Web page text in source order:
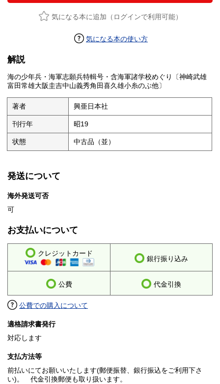
気になる本に追加（ログインで利用可能）
気になる本の使い方
解説
海の少年兵・海軍志願兵特輯号・含海軍諸学校めぐり〔神崎武雄
富田常雄大阪圭吉中山義秀角田喜久雄小糸のぶ他〕
著者 興亜日本社
刊行年 昭19
状態 中古品（並）
発送について
海外発送可否
可
お支払いについて
クレジットカード
銀行振り込み
公費 代金引換
公費での購入について
適格請求書発行
対応します
支払方法等
前払いにてお願いいたします(郵便振替、銀行振込をご利用下さ
い)。 代金引換郵便も取り扱います。